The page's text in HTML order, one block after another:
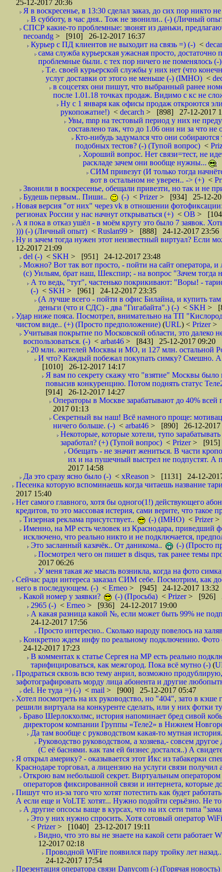
25-12-2017 20:36
Я в воскресенье, в 13:30 сделал заказ, до сих пор никто
В субботу, в час дня.. Тож не звонили.. (-) (Личный
СПСР какие-то проблемные: звонят из даньки,
necoandg > [910] 26-12-2017 16:37
Курьер с ПД клиентов не выходит на связь =) (-) <
сама служба курьерская ужасная просто,
проблемные были. с тех пор ничего не поменялось (-)
Т.е. своей курьерской службы у них нет (что
услуг доставки от этого не меньше (-) (IMHO) <
в соцсетях они пишут, что выбранный ранее
после 1.01.18 точках продаж. Видимо с кс не
Ну с 1 января как офисы продаж откроются
рукопожатие!) < decarch > [898] 27-12-2017
Увы, mnp на тестовый период у них не
составлено так, что до 1.06 они ни за что не
Кто-нибудь задумался что они
подобных тестов? (-) (Тупой вопрос) <
Хороший вопрос. Нет связи=тест, не
раскладе зачем они вообще нужны...
СИМ привезут (И только тогда
вот в остальном не уверен.. -> (+) <
Звонили в воскресенье, обещали привезти, но так и не
Будешь первым.. Пиши..
(-) < Prizer> [934] 25-12-
Новая версия "от них" через vk в отношении
регионах России у нас начнут открываться (+) < ОВ >
А я пока в отказ ушёл - в моём кругу это было 7 заявок.
))) (-) (Личный опыт) < Ruslan99 > [888] 24-12-2017 23:56
Ну и зачем тогда нужен этот неизвестный виртуал? Если
12-2017 21:09
del (-) < SKH > [951] 24-12-2017 23:48
Можно? Вот так вот просто, - пойти на сайт оператора,
(с) Уильям, брат наш, Шекспир; - на вопрос "Зачем тогда
А то ведь, "тут", частенько покрикивают: "Воры! -
(-) < SKH > [961] 24-12-2017 23:35
(А лучше всего - пойти в офис Билайна, и купить
деньги (что и СДС) - два "Гигабайта".) (-) < SKH >
Удар ниже пояса. Посмотрел, внимательно на ТП
чистом виде.. (+) (Просто предположение) (URL) < Prizer>
Учитывая покрытие по Московской области, это далеко
воспользоваться. (-) < arbat46 > [843] 25-12-2017 09:20
20 млн. жителей Москвы и МО, и 127 млн. остальной
И что? Каждый побежал покупать симку? Смешно. А
[1010] 26-12-2017 14:17
Я вам по секрету скажу что "взятие" Москвы
повысив конкуренцию. Потом поднять статус
[914] 26-12-2017 14:27
Операторы в Москве зарабатывают до 40% всей
2017 01:13
Секретный вы наш! Всё намного проще:
ничего больше. (-) < arbat46 > [890] 26-12-2017
Некоторые, которые хотели, тупо
заработал? (+) (Тупой вопрос) < Prizer> [915]
Обещать - не значит жениться. В части
их и на пушечный выстрел не подпустят. А
2017 14:58
Да это сразу ясно было (-) < xReason > [1131] 24-12-
Песенка которую вспоминаешь когда читаешь название
2017 15:40
Нет самого главного, хотя бы одного(1!) действующего
кредитов, то это массовая истерия, сами верите, что такое
Тизерная реклама присутствует..
(-) (IMHO) < Prizer>
Именно, на МР есть человек из Краснодара, приведший
исключено, что реально никто и не подключается,
Это засланный казачёк.. От даникома..
(-) (Просто
Посмотрел чего он пишет в disqus, так ранее темы
2017 06:26
У меня такая же мысль возникла, когда на фото
Сейчас ради интереса заказал СИМ себе. Посмотрим, как
него в последующем. (-) < Erneo > [945] 24-12-2017 13:32
Какой номер у заявки?
(-) (Просьба) < Prizer> [926]
2965 (-) < Erneo > [936] 24-12-2017 19:00
А какая разница какой №, если может быть 99% не
24-12-2017 17:56
Просто интересно.. Сколько народу повелось на
Конкретно ждем инфу по реальному подключению. Фото
24-12-2017 17:23
В комментах к статье Сергея на МР есть реально
тарифицироваться, как межгород. Пока всё мутно (-) (
Продраться сквозь всю тему анрил, возможно
зафотографировать морду лица абонента и другие
del. Не туда =) (-) < mail > [900] 25-12-2017 05:47
Хотел посмотреть на их руководство, но "404", зато в
решили виртуала на конкуренте сделать, или у них фотки
Браво Шерлокхолмс, история напоминает бред сивой
директором компании Группы «Теле2» в Нижнем
Да там вообще с руководством какая-то мутная
Руководство руководством, а хозяева,- совсем
(С её баснями. как там ей бизнес достался..) А
Я открыл америку? - оказывается этот Икс из табакерки
Краснодаре торговал, а лицензию на услуги связи получил
Открою вам небольшой секрет. Виртуальным оператором
операторов фиксированной связи и интернета, которые
Пишут что из-за того что хотят потестить как будет
А если еще и VoLTE хотят... Нужно подойти серьёзно. Не
А другие опсосы ваще в курсах, что на их сети типа
Это у них нужно спросить. Хотя сотовый оператор
< Prizer> [1040] 23-12-2017 19:11
Видно, что это вы не знаете на какой сети
12-2017 02:18
Проводной WiFire появился пару тройку лет
24-12-2017 17:54
Презентация оператора связи Danycom (-) (Горячая новость)